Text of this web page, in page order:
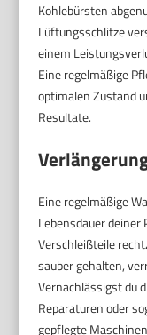
Kohlebürsten
Lüftungsschlitze
einem
Eine regelmäßige
optimalen Zustand
Resultate.
Eine regelmäßige
Lebensdauer deiner
Verschleißteile
sauber gehalten,
Vernachlässigst du
Reparaturen oder
gepflegte